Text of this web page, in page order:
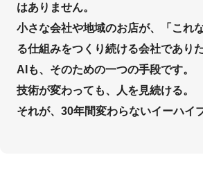
はありません。
小さな会社や地域のお店が、「これ
る仕組みをつくり続ける会社でありた
AIも、そのための一つの手段です。
技術が変わっても、人を見続ける。
それが、30年間変わらないイーハイ